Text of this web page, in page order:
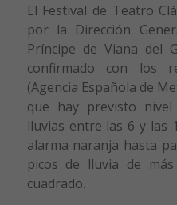
El Festival de Teatro
por la Dirección
Príncipe de Viana del
confirmado con los
(Agencia Española de
que hay previsto
lluvias entre las 6 y las
alarma naranja hasta
picos de lluvia de
cuadrado.